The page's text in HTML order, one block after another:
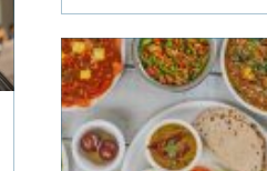
rätt planering och
destination kan denna ...